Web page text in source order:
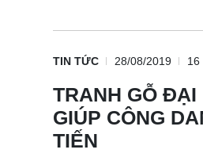
TIN TỨC 28/08/2019 16
TRANH GỖ ĐẠI
GIÚP CÔNG
TIẾN